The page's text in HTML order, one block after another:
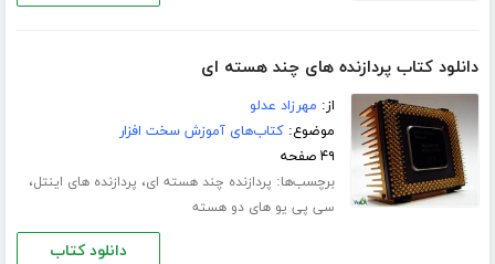
دانلود کتاب پردازنده های چند هسته ای
از: مهرزاد عدلو
موضوع:کتاب‌های آموزش سخت افزار
۴۹ صفحه
برچسب‌ها: پردازنده چند هسته ای، پردازنده های اینتل،
سی پی یو های دو هسته
دانلود کتاب